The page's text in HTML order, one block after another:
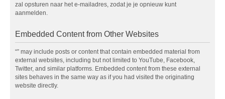
zal opsturen naar het e-mailadres, zodat je je opnieuw kunt
aanmelden.
Embedded Content from Other Websites
“” may include posts or content that contain embedded material from
external websites, including but not limited to YouTube, Facebook,
Twitter, and similar platforms. Embedded content from these external
sites behaves in the same way as if you had visited the originating
website directly.